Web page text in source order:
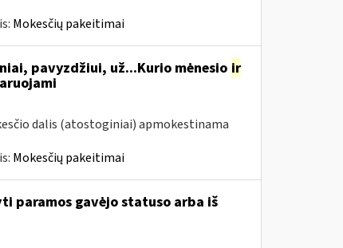
Mokesčių pakeitimai
pavyzdžiui, už...Kurio mėnesio ir
dalis (atostoginiai) apmokestinama
Mokesčių pakeitimai
paramos gavėjo statuso arba iš